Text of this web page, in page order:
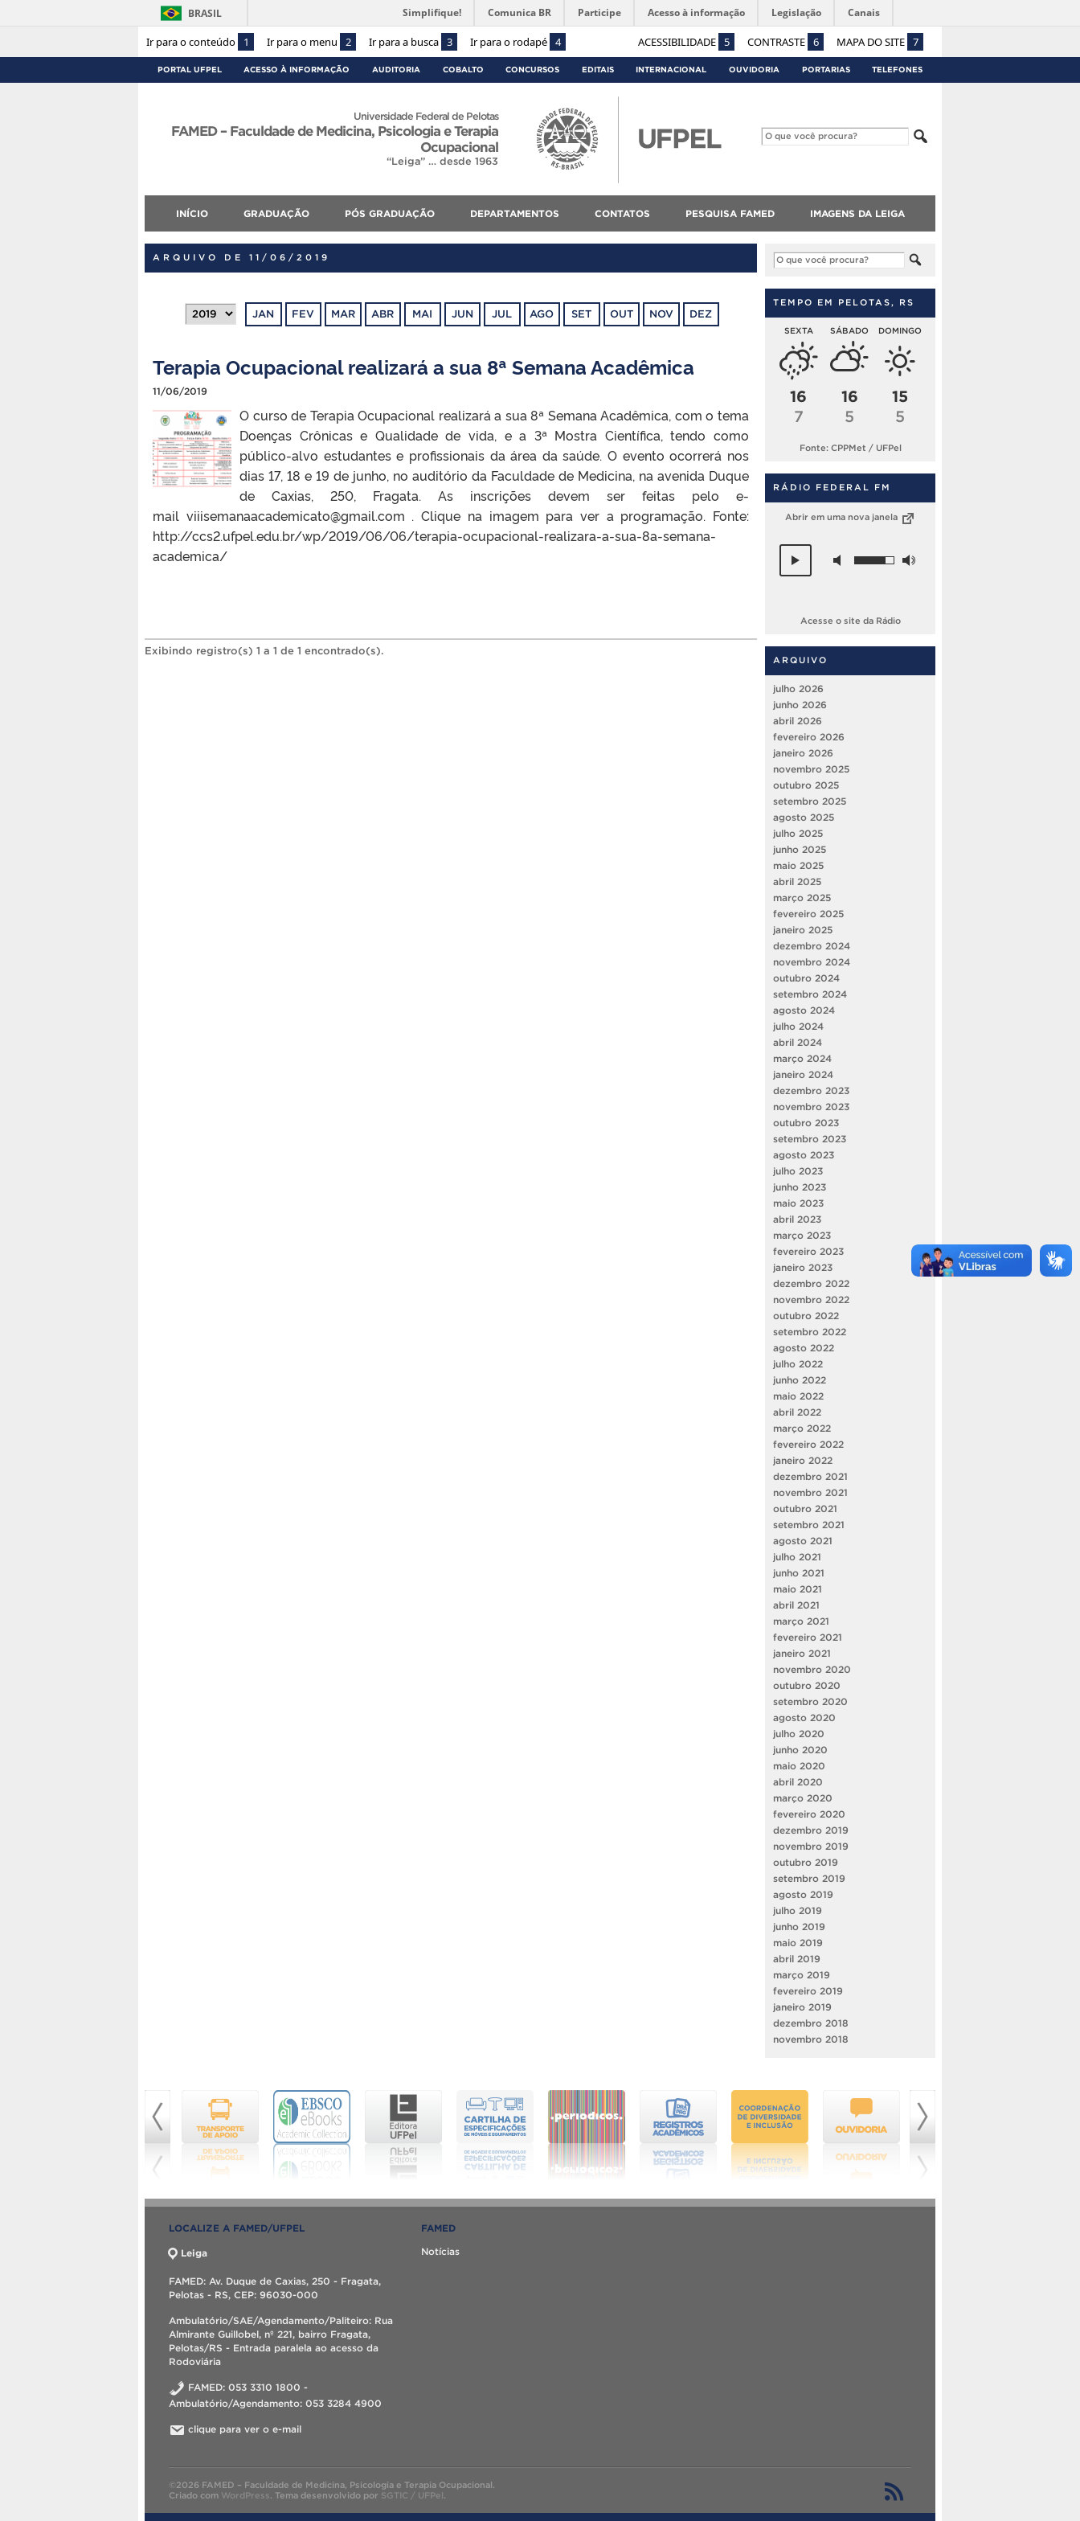
Ir para o conteúdo 1 Ir para o menu 2 Ir para a busca 3 Ir para o rodapé 4 ACESSIBILIDADE 5 CONTRASTE 6 MAPA DO SITE 7
BRASIL Simplifique! Comunica BR Participe Acesso à informação Legislação Canais
PORTAL UFPEL ACESSO À INFORMAÇÃO AUDITORIA COBALTO CONCURSOS EDITAIS INTERNACIONAL OUVIDORIA PORTARIAS TELEFONES
Universidade Federal de Pelotas
FAMED – Faculdade de Medicina, Psicologia e Terapia
Ocupacional
“Leiga” … desde 1963
INÍCIO GRADUAÇÃO PÓS GRADUAÇÃO DEPARTAMENTOS CONTATOS PESQUISA FAMED IMAGENS DA LEIGA
ARQUIVO DE 11/06/2019
JAN FEV MAR ABR MAI JUN JUL AGO SET OUT NOV DEZ
Terapia Ocupacional realizará a sua 8ª Semana Acadêmica
11/06/2019
O curso de Terapia Ocupacional realizará a sua 8ª Semana Acadêmica, com o tema
Doenças Crônicas e Qualidade de vida, e a 3ª Mostra Científica, tendo como
público-alvo estudantes e profissionais da área da saúde. O evento ocorrerá nos
dias 17, 18 e 19 de junho, no auditório da Faculdade de Medicina, na avenida Duque
de Caxias, 250, Fragata. As inscrições devem ser feitas pelo e-
mail viiisemanaacademicato@gmail.com . Clique na imagem para ver a programação. Fonte:
http://ccs2.ufpel.edu.br/wp/2019/06/06/terapia-ocupacional-realizara-a-sua-8a-semana-
academica/
Exibindo registro(s) 1 a 1 de 1 encontrado(s).
TEMPO EM PELOTAS, RS
SEXTA
16
7
SÁBADO
16
5
DOMINGO
15
5
Fonte: CPPMet / UFPel
RÁDIO FEDERAL FM
Abrir em uma nova janela
Acesse o site da Rádio
ARQUIVO
julho 2026
junho 2026
abril 2026
fevereiro 2026
janeiro 2026
novembro 2025
outubro 2025
setembro 2025
agosto 2025
julho 2025
junho 2025
maio 2025
abril 2025
março 2025
fevereiro 2025
janeiro 2025
dezembro 2024
novembro 2024
outubro 2024
setembro 2024
agosto 2024
julho 2024
abril 2024
março 2024
janeiro 2024
dezembro 2023
novembro 2023
outubro 2023
setembro 2023
agosto 2023
julho 2023
junho 2023
maio 2023
abril 2023
março 2023
fevereiro 2023
janeiro 2023
dezembro 2022
novembro 2022
outubro 2022
setembro 2022
agosto 2022
julho 2022
junho 2022
maio 2022
abril 2022
março 2022
fevereiro 2022
janeiro 2022
dezembro 2021
novembro 2021
outubro 2021
setembro 2021
agosto 2021
julho 2021
junho 2021
maio 2021
abril 2021
março 2021
fevereiro 2021
janeiro 2021
novembro 2020
outubro 2020
setembro 2020
agosto 2020
julho 2020
junho 2020
maio 2020
abril 2020
março 2020
fevereiro 2020
dezembro 2019
novembro 2019
outubro 2019
setembro 2019
agosto 2019
julho 2019
junho 2019
maio 2019
abril 2019
março 2019
fevereiro 2019
janeiro 2019
dezembro 2018
novembro 2018
LOCALIZE A FAMED/UFPEL
Leiga
FAMED: Av. Duque de Caxias, 250 - Fragata,
Pelotas - RS, CEP: 96030-000
Ambulatório/SAE/Agendamento/Paliteiro: Rua
Almirante Guillobel, nº 221, bairro Fragata,
Pelotas/RS - Entrada paralela ao acesso da
Rodoviária
FAMED: 053 3310 1800 -
Ambulatório/Agendamento: 053 3284 4900
clique para ver o e-mail
FAMED
Notícias
©2026 FAMED – Faculdade de Medicina, Psicologia e Terapia Ocupacional.
Criado com WordPress. Tema desenvolvido por SGTIC / UFPel.